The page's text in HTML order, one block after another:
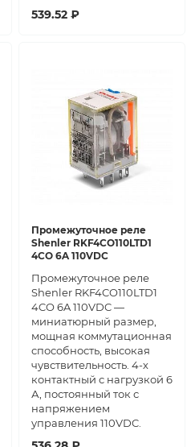
539.52 ₽
Промежуточное реле
Shenler RKF4CO110LTD1
4CO 6A 110VDC
Промежуточное реле
Shenler RKF4CO110LTD1
4CO 6A 110VDC —
миниатюрный размер,
мощная коммутационная
способность, высокая
чувствительность. 4-х
контактный с нагрузкой 6
А, постоянный ток с
напряжением
управления 110VDC.